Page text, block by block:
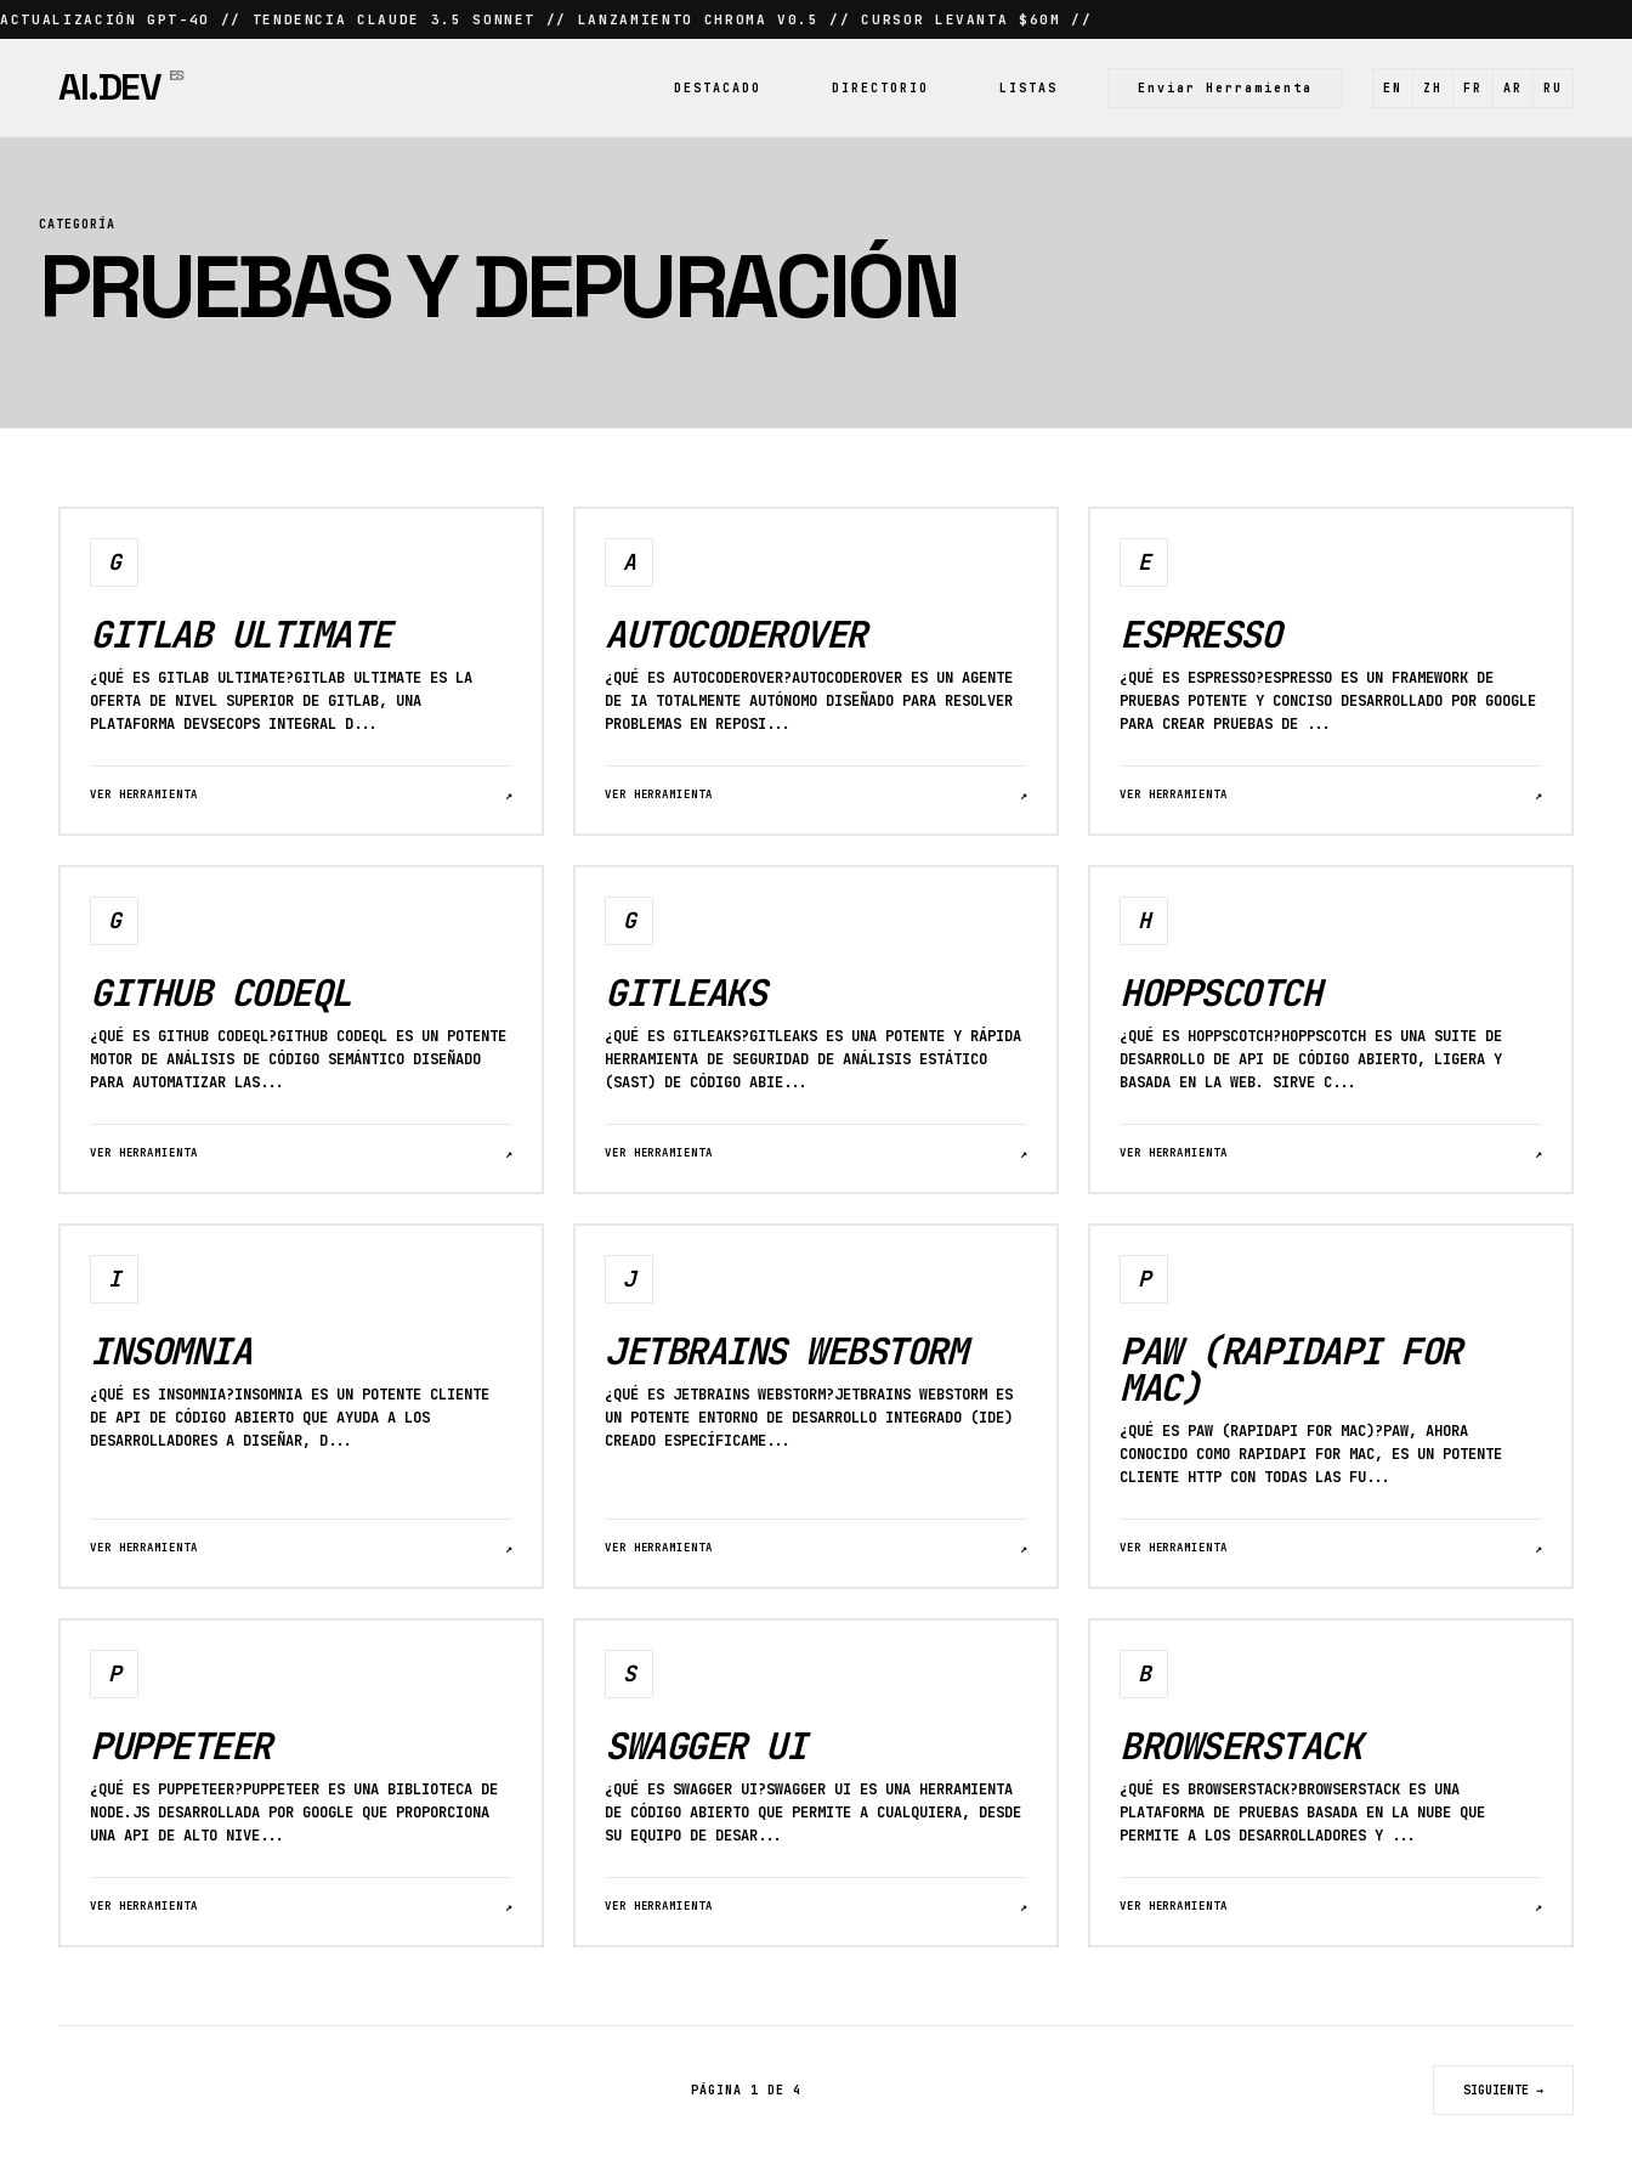
ACTUALIZACIÓN GPT-4O // TENDENCIA CLAUDE 3.5 SONNET // LANZAMIENTO CHROMA V0.5 // CURSOR LEVANTA $60M //
AI.DEV ES
DESTACADO DIRECTORIO LISTAS Enviar Herramienta EN ZH FR AR RU
CATEGORÍA
PRUEBAS Y DEPURACIÓN
G
GITLAB ULTIMATE
¿QUÉ ES GITLAB ULTIMATE?GITLAB ULTIMATE ES LA
OFERTA DE NIVEL SUPERIOR DE GITLAB, UNA
PLATAFORMA DEVSECOPS INTEGRAL D...
VER HERRAMIENTA ↗
A
AUTOCODEROVER
¿QUÉ ES AUTOCODEROVER?AUTOCODEROVER ES UN AGENTE
DE IA TOTALMENTE AUTÓNOMO DISEÑADO PARA RESOLVER
PROBLEMAS EN REPOSI...
VER HERRAMIENTA ↗
E
ESPRESSO
¿QUÉ ES ESPRESSO?ESPRESSO ES UN FRAMEWORK DE
PRUEBAS POTENTE Y CONCISO DESARROLLADO POR GOOGLE
PARA CREAR PRUEBAS DE ...
VER HERRAMIENTA ↗
G
GITHUB CODEQL
¿QUÉ ES GITHUB CODEQL?GITHUB CODEQL ES UN POTENTE
MOTOR DE ANÁLISIS DE CÓDIGO SEMÁNTICO DISEÑADO
PARA AUTOMATIZAR LAS...
VER HERRAMIENTA ↗
G
GITLEAKS
¿QUÉ ES GITLEAKS?GITLEAKS ES UNA POTENTE Y RÁPIDA
HERRAMIENTA DE SEGURIDAD DE ANÁLISIS ESTÁTICO
(SAST) DE CÓDIGO ABIE...
VER HERRAMIENTA ↗
H
HOPPSCOTCH
¿QUÉ ES HOPPSCOTCH?HOPPSCOTCH ES UNA SUITE DE
DESARROLLO DE API DE CÓDIGO ABIERTO, LIGERA Y
BASADA EN LA WEB. SIRVE C...
VER HERRAMIENTA ↗
I
INSOMNIA
¿QUÉ ES INSOMNIA?INSOMNIA ES UN POTENTE CLIENTE
DE API DE CÓDIGO ABIERTO QUE AYUDA A LOS
DESARROLLADORES A DISEÑAR, D...
VER HERRAMIENTA ↗
J
JETBRAINS WEBSTORM
¿QUÉ ES JETBRAINS WEBSTORM?JETBRAINS WEBSTORM ES
UN POTENTE ENTORNO DE DESARROLLO INTEGRADO (IDE)
CREADO ESPECÍFICAME...
VER HERRAMIENTA ↗
P
PAW (RAPIDAPI FOR
MAC)
¿QUÉ ES PAW (RAPIDAPI FOR MAC)?PAW, AHORA
CONOCIDO COMO RAPIDAPI FOR MAC, ES UN POTENTE
CLIENTE HTTP CON TODAS LAS FU...
VER HERRAMIENTA ↗
P
PUPPETEER
¿QUÉ ES PUPPETEER?PUPPETEER ES UNA BIBLIOTECA DE
NODE.JS DESARROLLADA POR GOOGLE QUE PROPORCIONA
UNA API DE ALTO NIVE...
VER HERRAMIENTA ↗
S
SWAGGER UI
¿QUÉ ES SWAGGER UI?SWAGGER UI ES UNA HERRAMIENTA
DE CÓDIGO ABIERTO QUE PERMITE A CUALQUIERA, DESDE
SU EQUIPO DE DESAR...
VER HERRAMIENTA ↗
B
BROWSERSTACK
¿QUÉ ES BROWSERSTACK?BROWSERSTACK ES UNA
PLATAFORMA DE PRUEBAS BASADA EN LA NUBE QUE
PERMITE A LOS DESARROLLADORES Y ...
VER HERRAMIENTA ↗
PÁGINA 1 DE 4 SIGUIENTE →